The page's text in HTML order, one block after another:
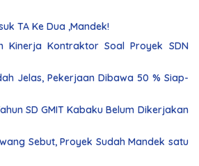
TA Ke Dua ,Mandek!
Kontraktor Soal Proyek SDN
Proyek Sudah Mandek satu